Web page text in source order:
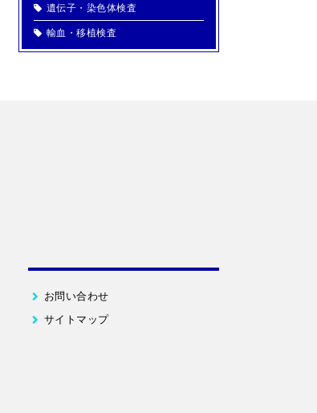
遺伝子・染色体検査
輸血・移植検査
お問い合わせ
サイトマップ